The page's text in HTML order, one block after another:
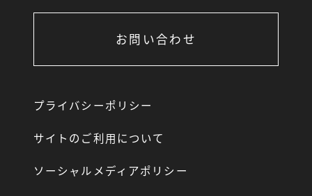
お問い合わせ
プライバシーポリシー
サイトのご利用について
ソーシャルメディアポリシー